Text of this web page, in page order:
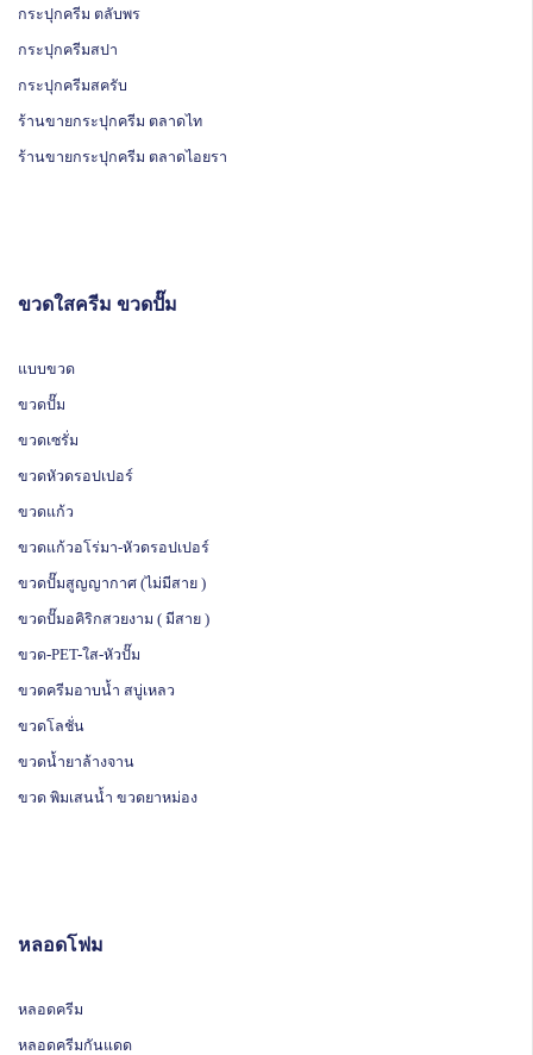
กระปุกครีม ตลับพร
กระปุกครีมสปา
กระปุกครีมสครับ
ร้านขายกระปุกครีม ตลาดไท
ร้านขายกระปุกครีม ตลาดไอยรา
ขวดใสครีม ขวดปั๊ม
แบบขวด
ขวดปั๊ม
ขวดเซรั่ม
ขวดหัวดรอปเปอร์
ขวดแก้ว
ขวดแก้วอโร่มา-หัวดรอปเปอร์
ขวดปั๊มสูญญากาศ (ไม่มีสาย )
ขวดปั๊มอคิริกสวยงาม ( มีสาย )
ขวด-PET-ใส-หัวปั๊ม
ขวดครีมอาบน้ำ สบู่เหลว
ขวดโลชั่น
ขวดน้ำยาล้างจาน
ขวด พิมเสนน้ำ ขวดยาหม่อง
หลอดโฟม
หลอดครีม
หลอดครีมกันแดด